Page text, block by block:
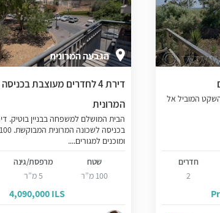
המוביל אל
חדרים
2
הגבעה המרונית
דירת 4 לחדרים מעוצבת
המרונית
הבית המושלם למשפחה בבניין בוטיק.
ומוכנים למגורים....
שטח
100 מ”ר
מרפסת/גינה
5 מ”ר
4,090,000 ILS